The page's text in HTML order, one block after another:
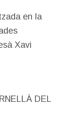
en la
Xavi
DEL